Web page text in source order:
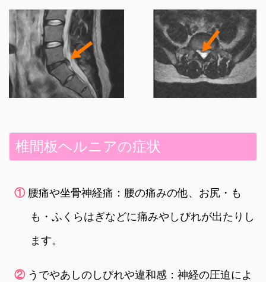
椎間板ヘルニアの症状
①腰痛や坐骨神経痛：腰の痛みの他、お尻・も
も・ふくらはぎなどに痛みやしびれが出たりし
ます。
②うでやあしのしびれや違和感：神経の圧迫によ